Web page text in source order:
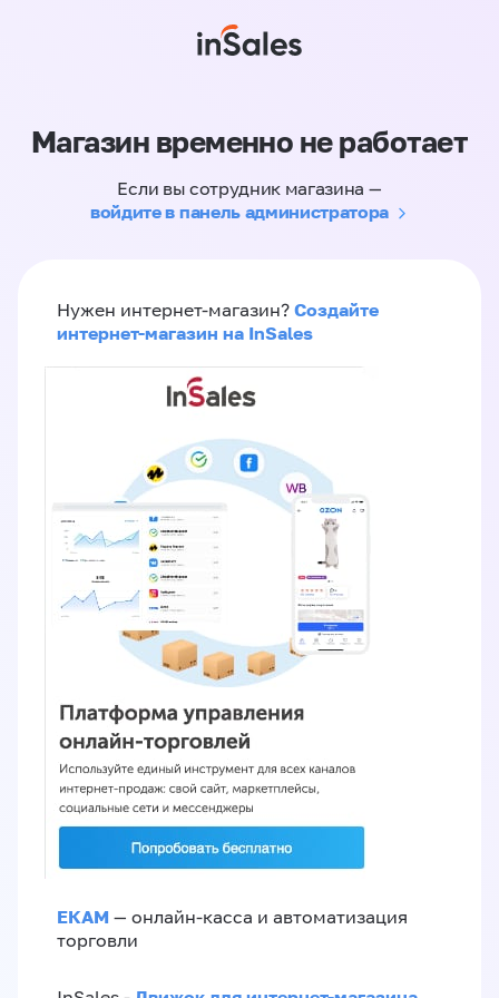
Магазин временно не работает
Если вы сотрудник магазина —
войдите в панель администратора
Нужен интернет-магазин? Создайте
интернет-магазин на InSales
ЕКАМ — онлайн-касса и автоматизация
торговли